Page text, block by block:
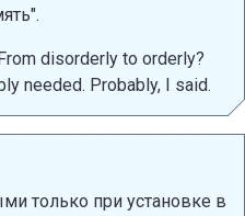
disorderly to orderly?
needed. Probably, I said.
только при установке в